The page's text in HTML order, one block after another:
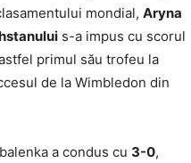
mondial, Aryna
s-a impus cu scorul
primul său trofeu la
de la Wimbledon din
a condus cu 3-0,